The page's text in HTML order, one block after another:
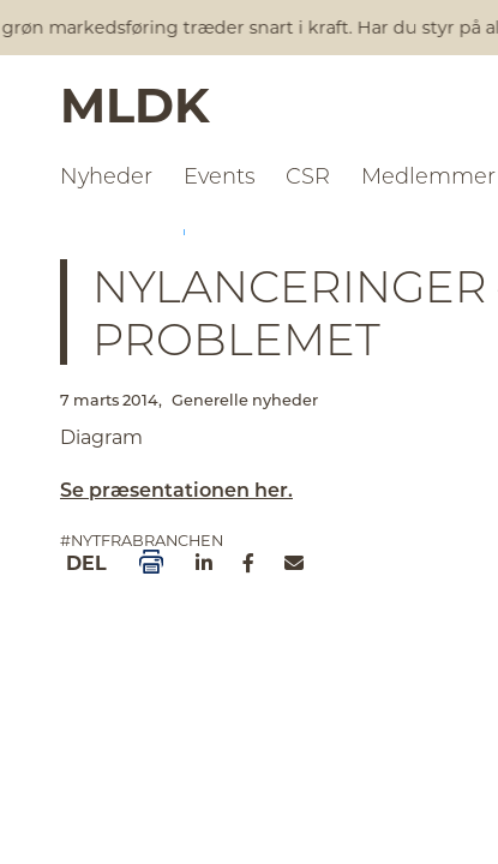
markedsføring træder snart i kraft. Har du styr på al
MLDK
Nyheder Events CSR Medlemmer
PROBLEMET
7 marts 2014, Generelle nyheder
Diagram
Se præsentationen her.
#NYTFRABRANCHEN
DEL